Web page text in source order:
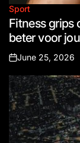
Posted
in
Sport
Fitness grips
beter voor
Posted
on
June 25, 2026